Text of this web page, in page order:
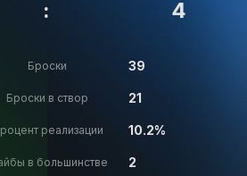
: 4
Броски 39
Броски в створ 21
реализации 10.2%
в большинстве 2